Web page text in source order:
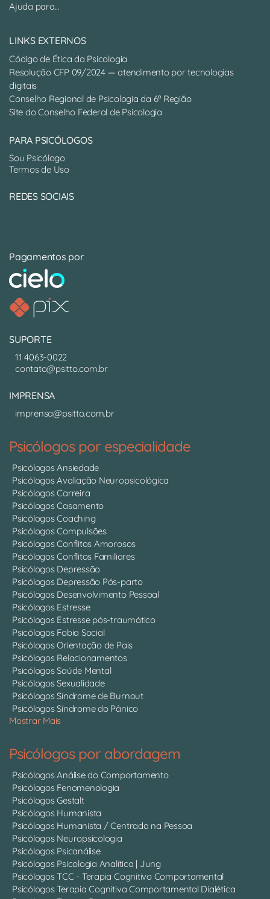
Ajuda para...
LINKS EXTERNOS
Código de Ética da Psicologia
Resolução CFP 09/2024 — atendimento por tecnologias
digitais
Conselho Regional de Psicologia da 6ª Região
Site do Conselho Federal de Psicologia
PARA PSICÓLOGOS
Sou Psicólogo
Termos de Uso
REDES SOCIAIS
Pagamentos por
SUPORTE
11 4063-0022
contato@psitto.com.br
IMPRENSA
imprensa@psitto.com.br
Psicólogos por especialidade
Psicólogos Ansiedade
Psicólogos Avaliação Neuropsicológica
Psicólogos Carreira
Psicólogos Casamento
Psicólogos Coaching
Psicólogos Compulsões
Psicólogos Conflitos Amorosos
Psicólogos Conflitos Familiares
Psicólogos Depressão
Psicólogos Depressão Pós-parto
Psicólogos Desenvolvimento Pessoal
Psicólogos Estresse
Psicólogos Estresse pós-traumático
Psicólogos Fobia Social
Psicólogos Orientação de Pais
Psicólogos Relacionamentos
Psicólogos Saúde Mental
Psicólogos Sexualidade
Psicólogos Síndrome de Burnout
Psicólogos Síndrome do Pânico
Mostrar Mais
Psicólogos por abordagem
Psicólogos Análise do Comportamento
Psicólogos Fenomenologia
Psicólogos Gestalt
Psicólogos Humanista
Psicólogos Humanista / Centrada na Pessoa
Psicólogos Neuropsicologia
Psicólogos Psicanálise
Psicólogos Psicologia Analítica | Jung
Psicólogos TCC - Terapia Cognitivo Comportamental
Psicólogos Terapia Cognitiva Comportamental Dialética